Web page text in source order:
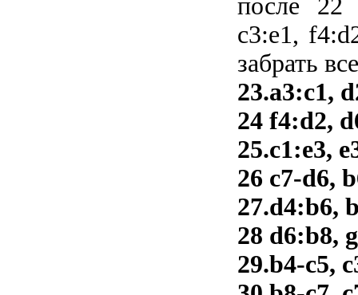
после 22
c3:e1,
забрать
23.a3:c1,
24 f4:d2,
25.c1:e3,
26 c7-d6,
27.d4:b6,
28 d6:b8,
29.b4-c5,